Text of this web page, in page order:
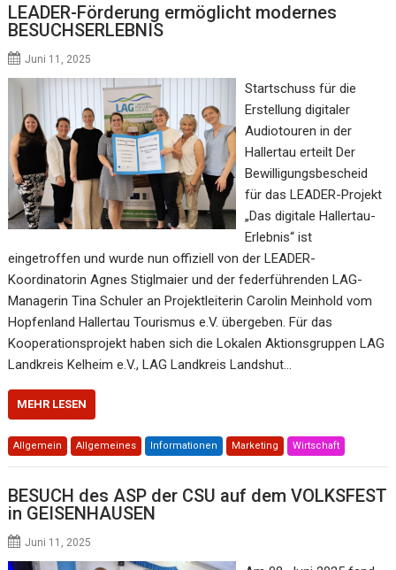
LEADER-Förderung ermöglicht modernes
BESUCHSERLEBNIS
Juni 11, 2025
Startschuss für die
Erstellung digitaler
Audiotouren in der
Hallertau erteilt Der
Bewilligungsbescheid
für das LEADER-Projekt
„Das digitale Hallertau-
Erlebnis“ ist
eingetroffen und wurde nun offiziell von der LEADER-
Koordinatorin Agnes Stiglmaier und der federführenden LAG-
Managerin Tina Schuler an Projektleiterin Carolin Meinhold vom
Hopfenland Hallertau Tourismus e.V. übergeben. Für das
Kooperationsprojekt haben sich die Lokalen Aktionsgruppen LAG
Landkreis Kelheim e.V., LAG Landkreis Landshut…
MEHR LESEN
Allgemein Allgemeines Informationen Marketing Wirtschaft
BESUCH des ASP der CSU auf dem VOLKSFEST
in GEISENHAUSEN
Juni 11, 2025